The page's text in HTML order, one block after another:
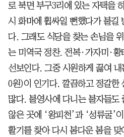
로 북면 부구3리에 있는 자택을
시 화마에 휩싸일 뻔했다가 불길
다. 그래도 식당을 찾는 손님을
는 미역국 정찬. 전복·가자미·황
선보인다. 그중 시원하게 끓여
0원)이 인기다. 깔끔하고 정갈한
많다. 불영사에 다니는 불자들도
않은 곳에 ‘왕피천’과 ‘성류굴’
활기를 찾아 다시 봄다운 봄을